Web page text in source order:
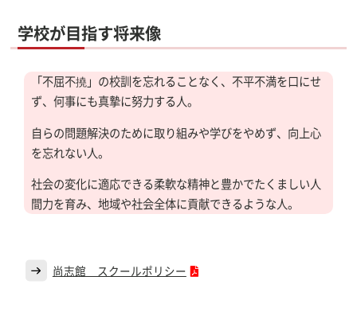
学校が目指す将来像
「不屈不撓」の校訓を忘れることなく、不平不満を口にせ
ず、何事にも真摯に努力する人。
自らの問題解決のために取り組みや学びをやめず、向上心
を忘れない人。
社会の変化に適応できる柔軟な精神と豊かでたくましい人
間力を育み、地域や社会全体に貢献できるような人。
尚志館 スクールポリシー